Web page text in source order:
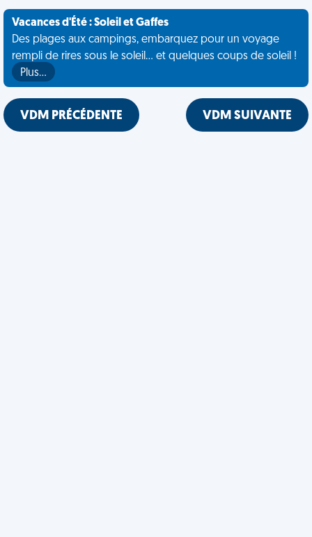
Vacances d'Été : Soleil et Gaffes
Des plages aux campings, embarquez pour un voyage
rempli de rires sous le soleil... et quelques coups de soleil !
Plus…
VDM PRÉCÉDENTE VDM SUIVANTE